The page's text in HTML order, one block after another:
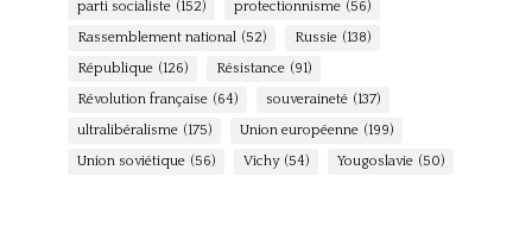
parti socialiste (152) protectionnisme (56)
Rassemblement national (52) Russie (138)
République (126) Résistance (91)
Révolution française (64) souveraineté (137)
ultralibéralisme (175) Union européenne (199)
Union soviétique (56) Vichy (54) Yougoslavie (50)